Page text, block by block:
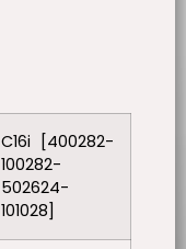
C16i [400282-
100282-
502624-
101028]